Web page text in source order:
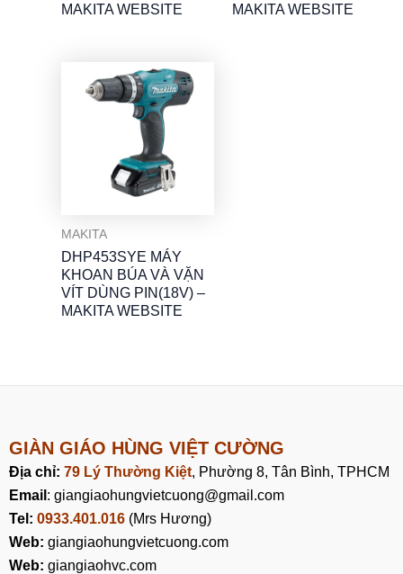
MAKITA WEBSITE
MAKITA WEBSITE
MAKITA
DHP453SYE MÁY
KHOAN BÚA VÀ VẶN
VÍT DÙNG PIN(18V) –
MAKITA WEBSITE
GIÀN GIÁO HÙNG VIỆT CƯỜNG
Địa chỉ: 79 Lý Thường Kiệt, Phường 8, Tân Bình, TPHCM
Email : giangiaohungvietcuong@gmail.com
Tel: 0933.401.016 (Mrs Hương)
Web: giangiaohungvietcuong.com
Web: giangiaohvc.com